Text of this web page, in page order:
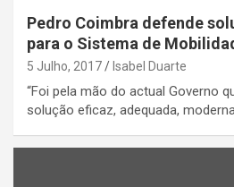
Pedro Coimbra defende
para o Sistema de
5 Julho, 2017 Isabel Duarte
“Foi pela mão do actual Governo
solução eficaz, adequada, moderna